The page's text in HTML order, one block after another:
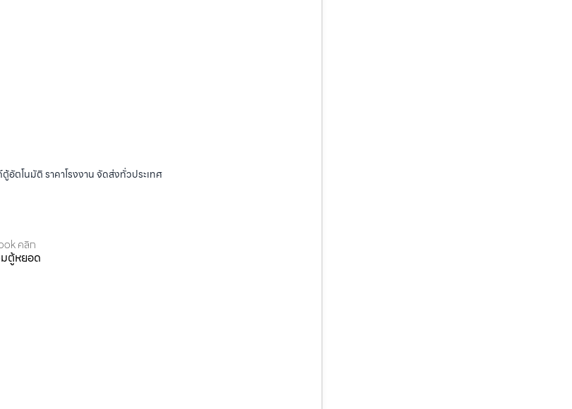
โนมัติ ราคาโรงงาน จัดส่งทั่วประเทศ
คลิก
ตู้หยอด